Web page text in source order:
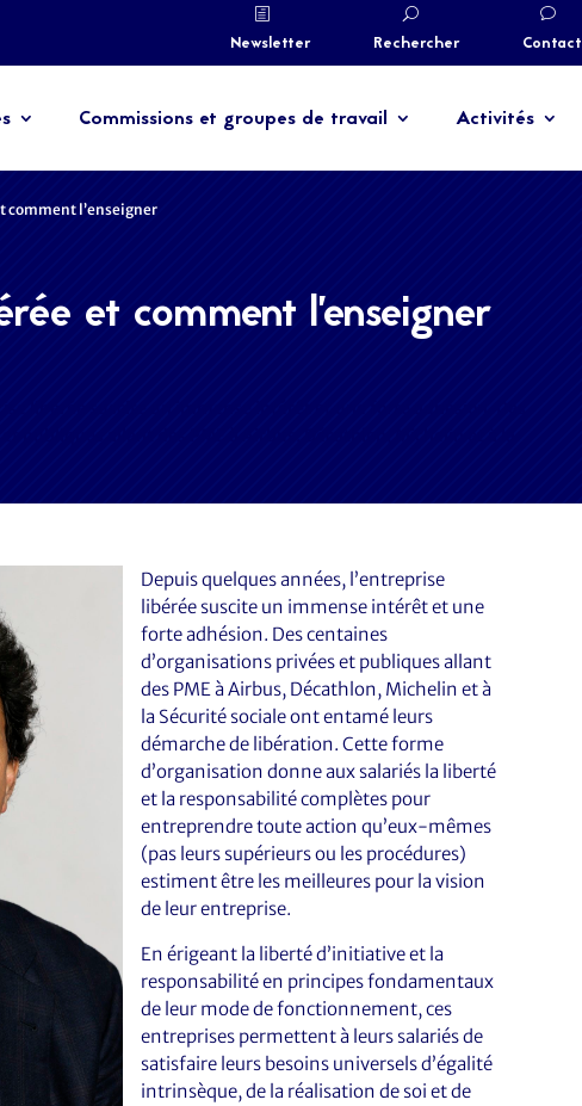
Newsletter Rechercher Contact
Commissions et groupes de travail Activités
comment l’enseigner
et comment l’enseigner
Depuis quelques années, l’entreprise
libérée suscite un immense intérêt et une
forte adhésion. Des centaines
d’organisations privées et publiques allant
des PME à Airbus, Décathlon, Michelin et à
la Sécurité sociale ont entamé leurs
démarche de libération. Cette forme
d’organisation donne aux salariés la liberté
et la responsabilité complètes pour
entreprendre toute action qu’eux-mêmes
(pas leurs supérieurs ou les procédures)
estiment être les meilleures pour la vision
de leur entreprise.
En érigeant la liberté d’initiative et la
responsabilité en principes fondamentaux
de leur mode de fonctionnement, ces
entreprises permettent à leurs salariés de
satisfaire leurs besoins universels d’égalité
intrinsèque, de la réalisation de soi et de